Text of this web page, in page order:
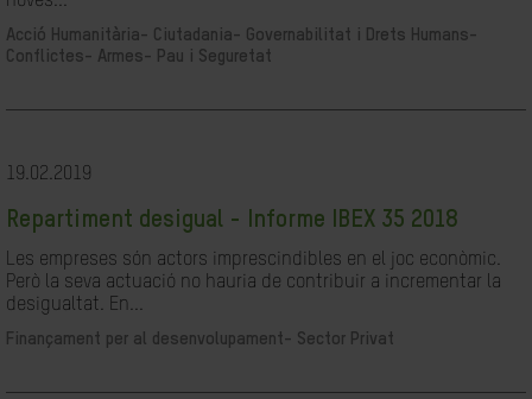
Acció Humanitària-
Ciutadania- Governabilitat i Drets Humans-
Conflictes- Armes- Pau i Seguretat
19.02.2019
Repartiment desigual - Informe IBEX 35 2018
Les empreses són actors imprescindibles en el joc econòmic.
Però la seva actuació no hauria de contribuir a incrementar la
desigualtat. En...
Finançament per al desenvolupament- Sector Privat